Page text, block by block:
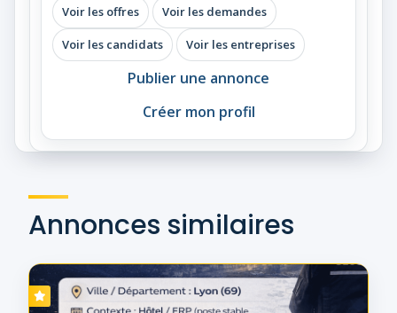
Voir les offres Voir les demandes
Voir les candidats Voir les entreprises
Publier une annonce
Créer mon profil
Annonces similaires